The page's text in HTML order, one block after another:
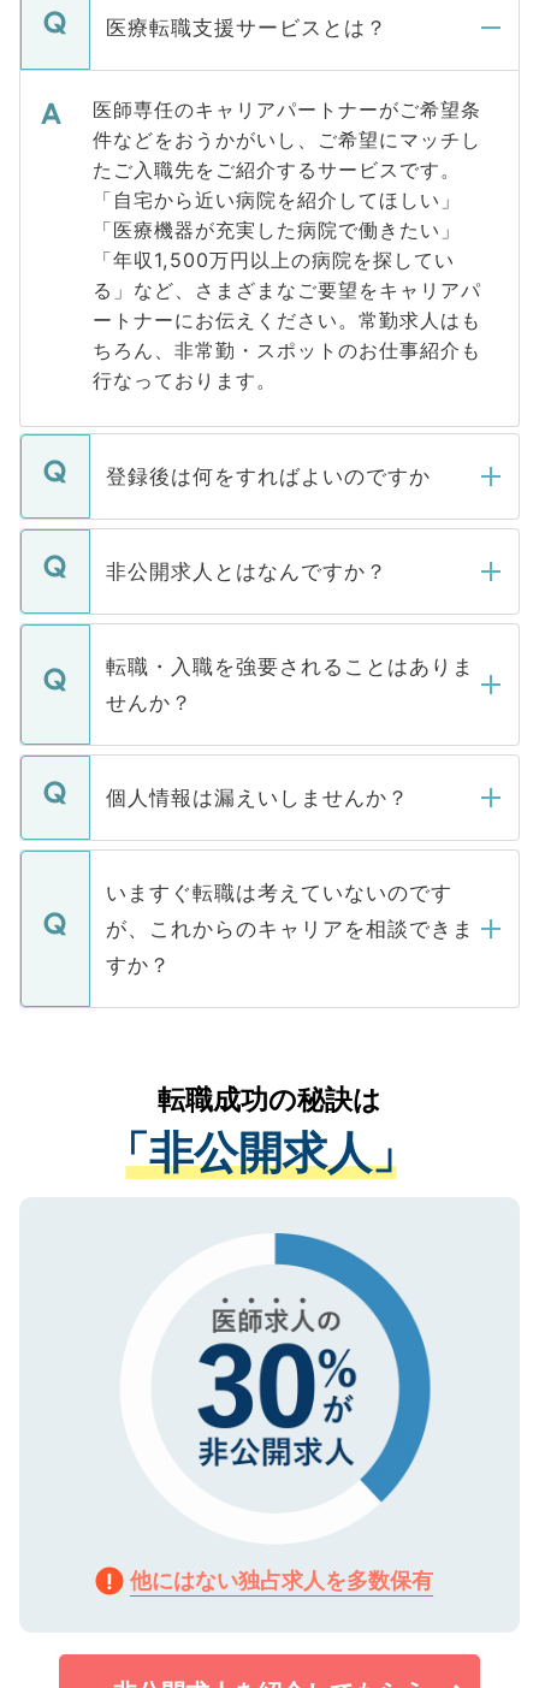
医療転職支援サービスとは？
医師専任のキャリアパートナーがご希望条
件などをおうかがいし、ご希望にマッチし
たご入職先をご紹介するサービスです。
「自宅から近い病院を紹介してほしい」
「医療機器が充実した病院で働きたい」
「年収1,500万円以上の病院を探してい
る」など、さまざまなご要望をキャリアパ
ートナーにお伝えください。常勤求人はも
ちろん、非常勤・スポットのお仕事紹介も
行なっております。
登録後は何をすればよいのですか
ご登録いただきましたら、弊社担当者がご
登録内容を確認し、その後メールもしくは
ます。通常、5営業日以内にはご連絡をせて
いただきますので、しばらくお待ちくださ
非公開求人とはなんですか？
マイナビDOCTORで取り扱っている求人の
うち約3割は、Webサイトからご覧いただ
けない「非公開求人」です。非公開求人は
下記の理由によって、一般には公開してい
ません。
■応募殺到を避けるため 人気のある医療機
関を公にしてしまうと、応募が殺到する場
に、医療機関が求める条件に合った人材の
みを人材紹介会社に依頼するケースが増え
ています。
転職・入職を強要されることはありま
せんか？
転職・入職を強要することは一切ありませ
ん。また、仮に応募先から内定をいただい
定を承諾する必要はありません。内定先へ
の辞退の連絡はキャリアパートナーが行い
個人情報は漏えいしませんか？
個人情報が漏えいすることはありませんの
で、ご安心ください。当サイトからの登録
などで収集したご登録者様の個人情報は、
ご本人のキャリアアップおよび転職活動の
支援を目的に使用いたします。お預かりし
ているすべての個人データはご本人の許可
は、個人情報の取り扱いについての厳密な
管理基準を満たした事業者のみに付与され
る、プライバシーマークを取得済みです。
で、機密保持に関してもご安心ください。
いますぐ転職は考えていないのです
が、これからのキャリアを相談できま
すか？
かがいして、現在の医療機関の状況や紹介
経験をまじえながら、適切なアドバイスを
させていただきます。すぐにご転職をされ
ない方には、長期的なサポートが可能です
ので、まずはご登録ください。
転職成功の秘訣は
「非公開求人」
他にはない独占求人を多数保有